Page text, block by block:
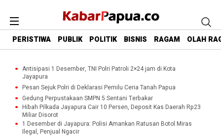
PERISTIWA PUBLIK POLITIK BISNIS RAGAM OLAH
Antisipasi 1 Desember, TNI Polri Patroli 2×24 jam di Kota
Jayapura
Pesan Sejuk Polri di Deklarasi Pemilu Ceria Tanah Papua
Gedung Perpustakaan SMPN 5 Sentani Terbakar
Hibah Pilkada Jayapura Cair 10 Persen, Deposit Kas Daerah Rp23
Miliar Disorot
1 Desember di Jayapura: Polisi Amankan Ratusan Botol Miras
Ilegal, Penjual Ngacir